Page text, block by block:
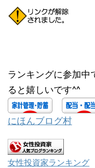
ランキングに参加中
ると嬉しいです^^
にほんブログ村
女性投資家ランキング